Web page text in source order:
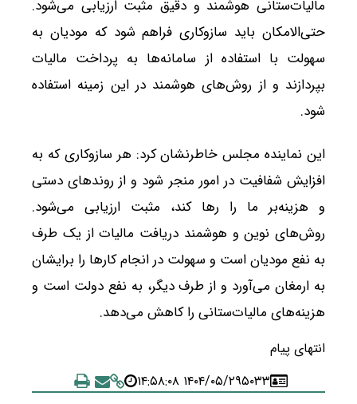
مالیات‌ستانی هوشمند و دقیق مثبت ارزیابی می‌شود.
حتی‌الامکان باید سازوکاری فراهم شود که مودیان به
سهولت با استفاده از سامانه‌ها به پرداخت مالیات
بپردازند و از روش‌های هوشمند در این زمینه استفاده
شود.
این نماینده مجلس خاطرنشان کرد: هر سازوکاری که به
افزایش شفافیت در امور منجر شود و از روندهای دستی
و هزینه‌بر ما را رها کند، مثبت ارزیابی می‌شود.
روش‌های نوین و هوشمند دریافت مالیات از یک طرف
به نفع مودیان است و سهولت در انجام کارها را برایشان
به ارمغان می‌آورد و از طرف دیگر، به نفع دولت است و
هزینه‌های مالیات‌ستانی را کاهش می‌دهد.
انتهای پیام
۵۰۳۳۱۴۰۴/۰۵/۲۹ ۱۴:۵۸:۰۸